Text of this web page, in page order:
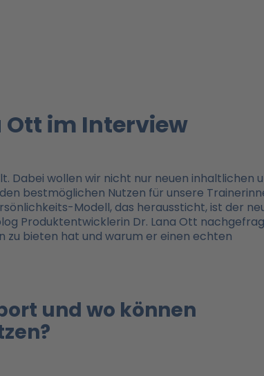
im Interview
Dabei wollen wir nicht nur neuen inhaltlichen
bestmöglichen Nutzen für unsere
Modell, das heraussticht, ist der
Produktentwicklerin Dr. Lana Ott
zu bieten hat und warum er einen echten
und wo können